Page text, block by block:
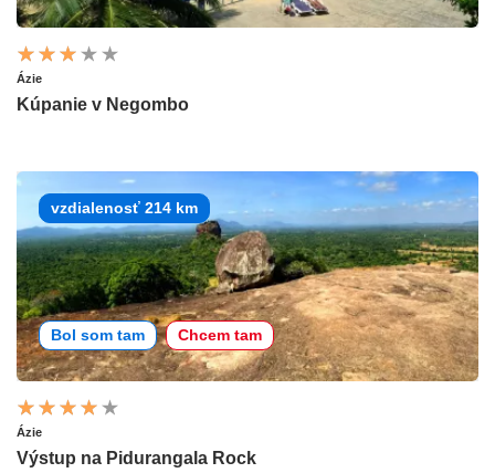
Ázie
Kúpanie v Negombo
vzdialenosť 214 km
Bol som tam Chcem tam
Ázie
Výstup na Pidurangala Rock